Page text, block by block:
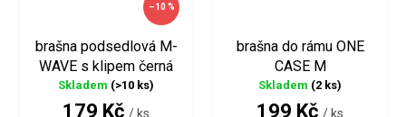
–10 %
brašna podsedlová M-
WAVE s klipem černá
Skladem (>10 ks)
179 Kč / ks
brašna do rámu ONE
CASE M
Skladem (2 ks)
199 Kč / ks